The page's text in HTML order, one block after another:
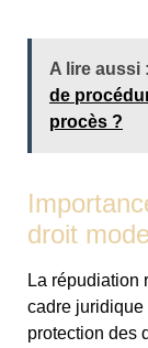
A lire aussi :
de
procès ?
droit
La répudiation
cadre juridique
protection des